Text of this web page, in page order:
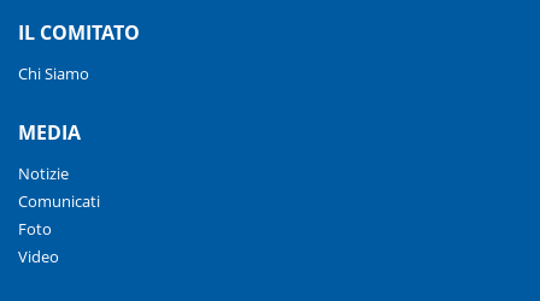
IL COMITATO
Chi Siamo
MEDIA
Notizie
Comunicati
Foto
Video